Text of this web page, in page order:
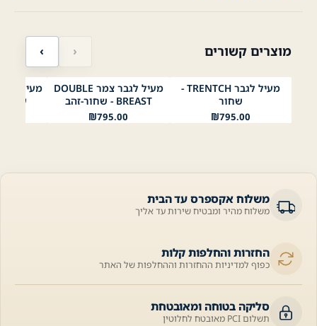
מוצרים קשורים ‹ ›
סטון שחור
מעיל לגבר TRENTCH -
שחור
₪795.00
נייבי שחורשחור - זהב
נייבי - סילבר
מעיל לגבר צמר DOUBLE
BREAST - שחור-זהב
₪795.00
עם
משלוח אקספרס עד הבית
משלוח מהיר ומבטיח שירות עד אליך
החזרות והחלפות קלות
כפוף למדיניות ההחזרות וההחלפות של האתר
סליקה בטוחה ומאובטחת
תשלום PCI מאובטח לחלוטין